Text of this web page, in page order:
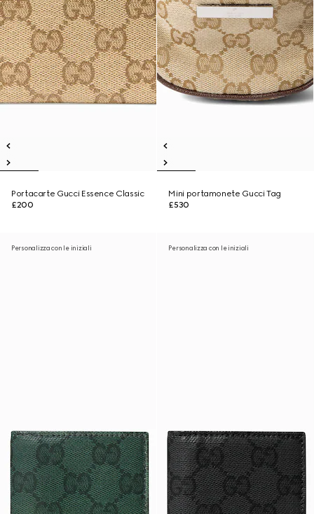
Portacarte Gucci Essence Classic
£200
Mini portamonete Gucci Tag
£530
Personalizza con le iniziali Personalizza con le iniziali